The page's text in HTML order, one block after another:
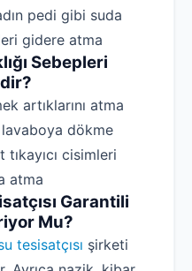
pedi gibi suda
gidere atma
Sebepleri
artıklarını atma
lavaboya dökme
cisimleri
atma
Garantili
Mu?
tesisatçısı şirketi